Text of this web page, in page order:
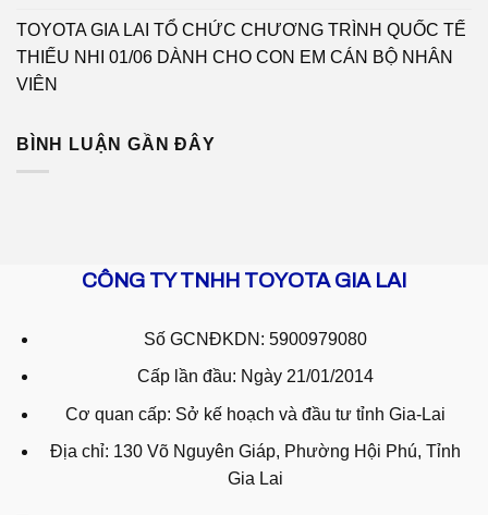
TOYOTA GIA LAI TỔ CHỨC CHƯƠNG TRÌNH QUỐC TẾ
THIẾU NHI 01/06 DÀNH CHO CON EM CÁN BỘ NHÂN
VIÊN
BÌNH LUẬN GẦN ĐÂY
CÔNG TY TNHH TOYOTA GIA LAI
Số GCNĐKDN: 5900979080
Cấp lần đầu: Ngày 21/01/2014
Cơ quan cấp: Sở kế hoạch và đầu tư tỉnh Gia-Lai
Địa chỉ: 130 Võ Nguyên Giáp, Phường Hội Phú, Tỉnh
Gia Lai